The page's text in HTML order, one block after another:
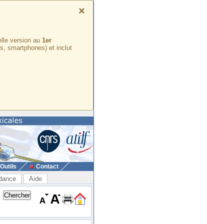
×
version au 1er
smartphones) et inclut
Outils Contact
Aide